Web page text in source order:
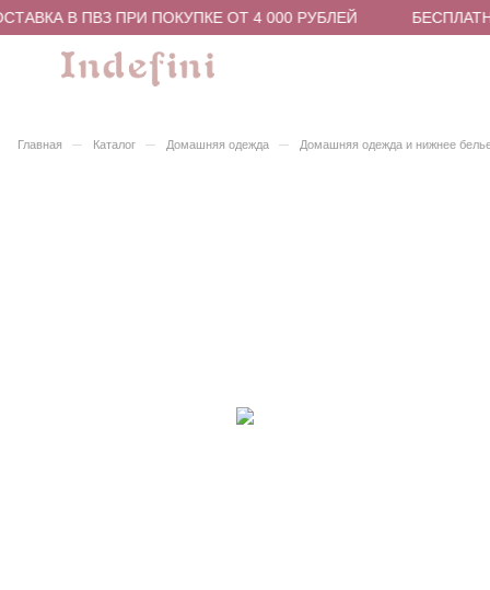
В ПВЗ ПРИ ПОКУПКЕ ОТ 4 000 РУБЛЕЙ
Главная – Каталог – Домашняя одежда – Домашняя одежда и нижнее